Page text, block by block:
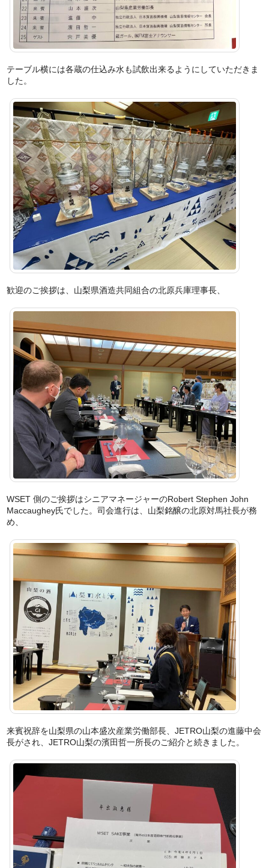
テーブル横には各蔵の仕込み水も試飲出来るようにしていただきま
した。
歓迎のご挨拶は、山梨県酒造共同組合の北原兵庫理事長、
WSET 側のご挨拶はシニアマネージャーのRobert Stephen John
Maccaughey氏でした。司会進行は、山梨銘醸の北原対馬社長が務
め、
来賓祝辞を山梨県の山本盛次産業労働部長、JETRO山梨の進藤中会
長がされ、JETRO山梨の濱田哲一所長のご紹介と続きました。